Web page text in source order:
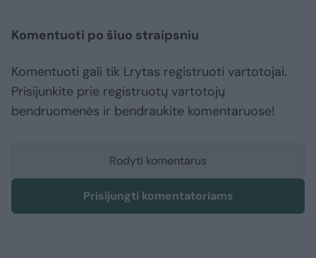
Komentuoti po šiuo straipsniu
Komentuoti gali tik Lrytas registruoti vartotojai.
Prisijunkite prie registruotų vartotojų
bendruomenės ir bendraukite komentaruose!
Rodyti komentarus
Prisijungti komentatoriams